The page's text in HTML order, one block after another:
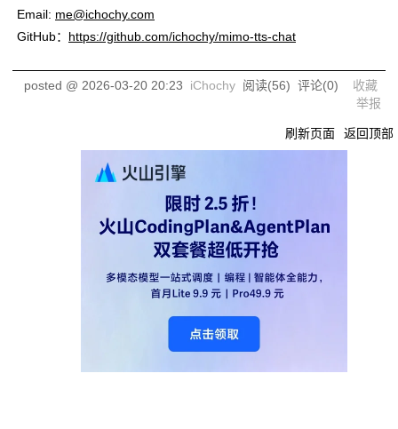
Email: me@ichochy.com
GitHub： https://github.com/ichochy/mimo-tts-chat
posted @ 2026-03-20 20:23 iChochy 阅读(56) 评论(0) 收藏
举报
刷新页面 返回顶部